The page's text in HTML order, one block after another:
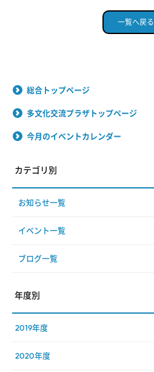
一覧へ戻る
総合トップページ
多文化交流プラザトップページ
今月のイベントカレンダー
カテゴリ別
お知らせ一覧
イベント一覧
ブログ一覧
年度別
2019年度
2020年度